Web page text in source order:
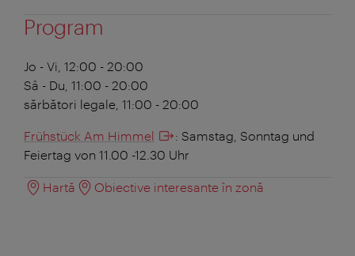
Program
Jo - Vi, 12:00 - 20:00
Sâ - Du, 11:00 - 20:00
sărbători legale, 11:00 - 20:00
Frühstück Am Himmel : Samstag, Sonntag und
Feiertag von 11.00 -12.30 Uhr
Hartă Obiective interesante în zonă